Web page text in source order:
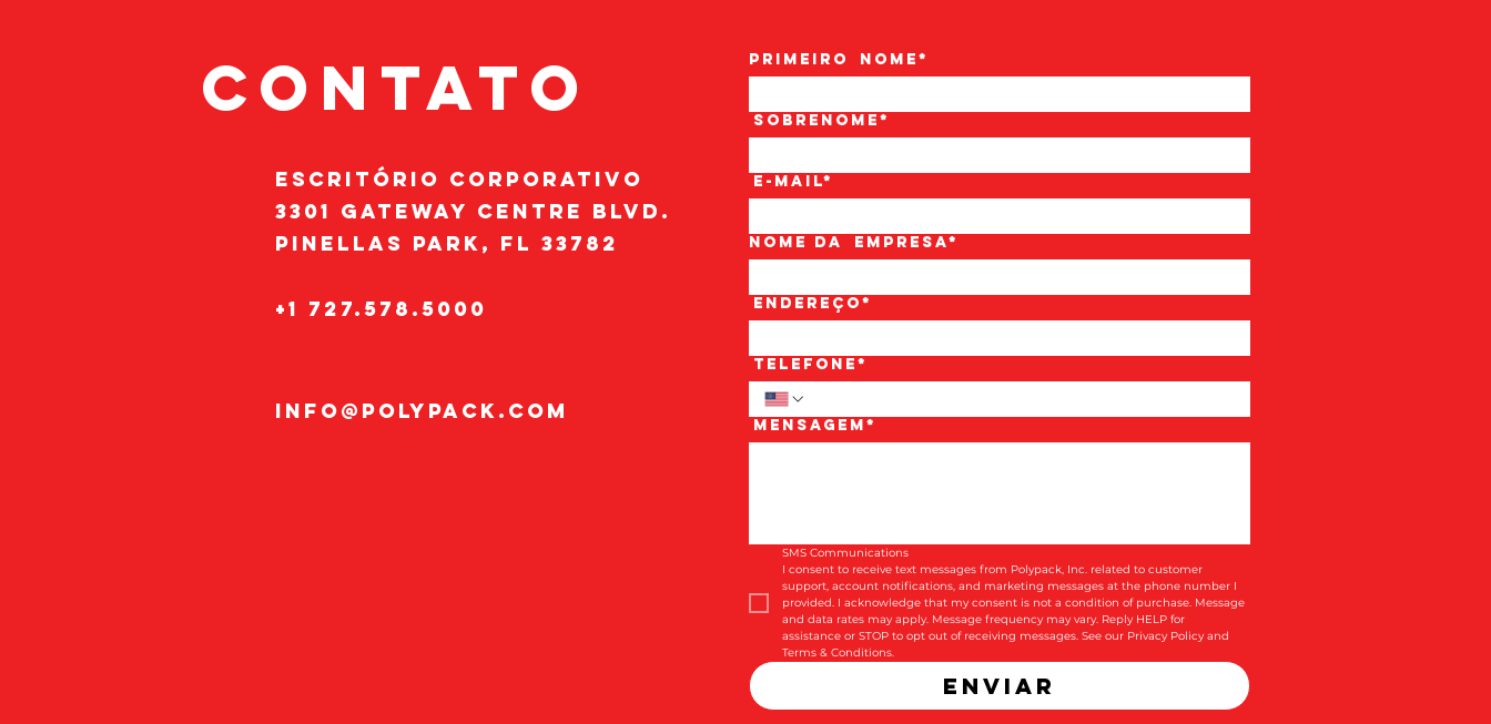
Contato
escritório corporativo
3301 Gateway Centre Blvd.
Pinellas Park, FL 33782
+1 727.578.5000
info@polypack.com
Primeiro nome*
Sobrenome*
E-mail*
Nome da empresa*
Endereço*
Telefone*
Mensagem*
SMS Communications
I consent to receive text messages from Polypack, Inc. related to customer
support, account notifications, and marketing messages at the phone number I
provided. I acknowledge that my consent is not a condition of purchase. Message
and data rates may apply. Message frequency may vary. Reply HELP for
assistance or STOP to opt out of receiving messages. See our Privacy Policy and
Terms & Conditions.
Enviar